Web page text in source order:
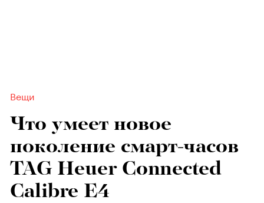
Вещи
Что умеет новое
поколение смарт-часов
TAG Heuer Connected
Calibre E4